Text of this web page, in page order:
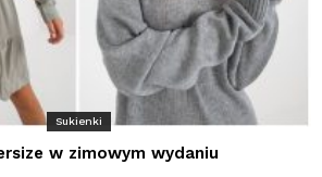
Sukienki
w zimowym wydaniu